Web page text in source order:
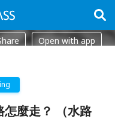
Open with app
麼走？ （水路